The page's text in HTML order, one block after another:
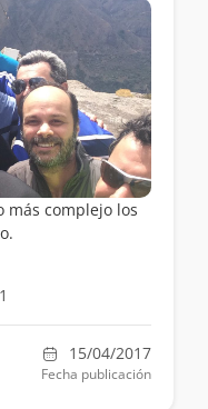
más complejo los
15/04/2017
Fecha publicación